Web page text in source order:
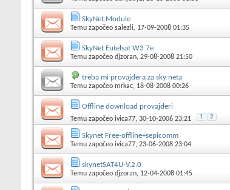
SkyNet.Module
Temu započeo salezli, 17-09-2008 01:35
SkyNet Eutelsat W3 7e
Temu započeo djzoran, 29-08-2008 21:50
treba mi provajdera za sky neta
Temu započeo mrkac, 18-08-2008 00:26
Offline download provajderi
Temu započeo ivica77, 30-10-2006 23:21 1 2
Skynet Free-offline+sepicomm
Temu započeo ivica77, 23-06-2008 23:04
skynetSAT4U-V.2.0
Temu započeo djzoran, 12-04-2008 01:45